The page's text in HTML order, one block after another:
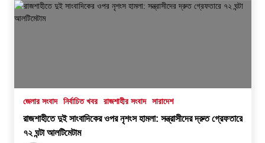
জেলার সংবাদ নির্বাচিত খবর রাজশাহীর সংবাদ সারাদেশ
রাজশাহীতে দুই সাংবাদিকের ওপর নৃশংস হামলা: সন্ত্রাসীদের দ্রুত গ্রেফতারে
৭২ ঘন্টা আলটিমেটাম